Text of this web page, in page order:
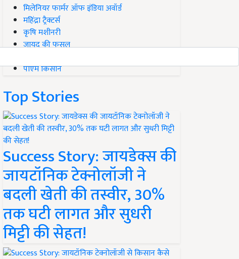
मिलेनियर फार्मर ऑफ इंडिया अवॉर्ड
महिंद्रा ट्रैक्टर्स
कृषि मशीनरी
जायद की फसल
पीएम किसान
Top Stories
Success Story: जायडेक्स की
जायटॉनिक टेक्नोलॉजी ने
बदली खेती की तस्वीर, 30%
तक घटी लागत और सुधरी
मिट्टी की सेहत!